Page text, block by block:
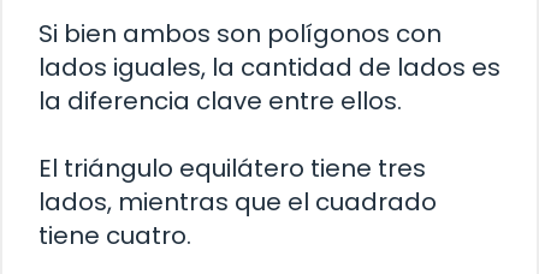
Si bien ambos son polígonos con
lados iguales, la cantidad de lados es
la diferencia clave entre ellos.
El triángulo equilátero tiene tres
lados, mientras que el cuadrado
tiene cuatro.